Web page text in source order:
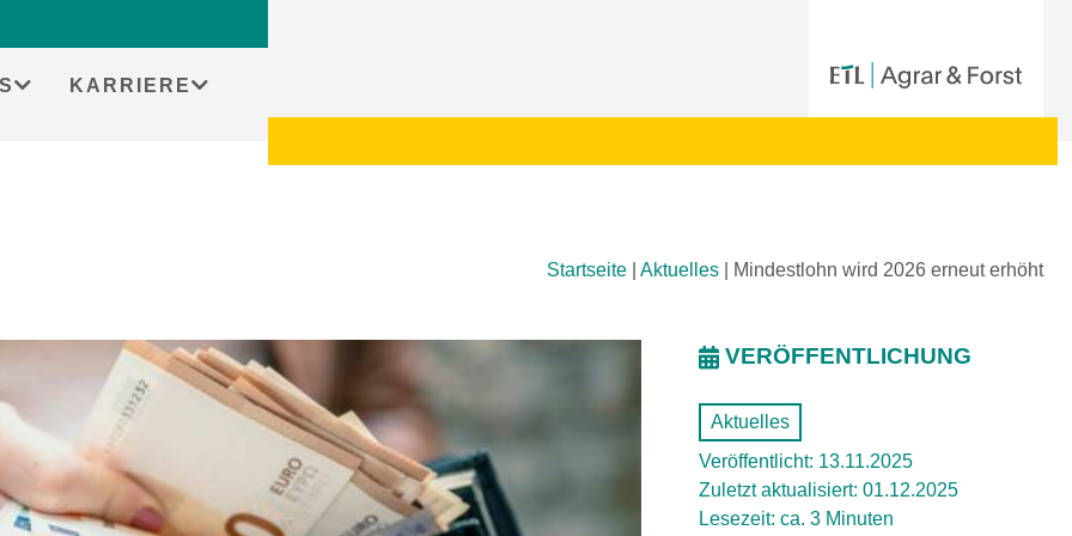
KARRIERE
Startseite Aktuelles Mindestlohn wird 2026 erneut erhöht
VERÖFFENTLICHUNG
Aktuelles
Veröffentlicht: 13.11.2025
Zuletzt aktualisiert: 01.12.2025
Lesezeit: ca. 3 Minuten